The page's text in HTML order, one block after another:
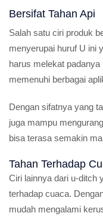
Bersifat Tahan Api
Salah satu ciri produk
menyerupai huruf U ini
harus melekat
memenuhi berbagai
Dengan sifatnya yang
juga mampu
bisa terasa semakin
Tahan Terhadap
Ciri lainnya dari u-ditch
terhadap cuaca.
mudah mengalami